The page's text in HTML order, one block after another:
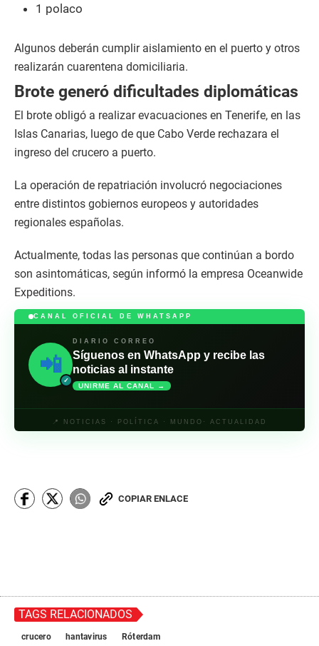
1 polaco
Algunos deberán cumplir aislamiento en el puerto y otros
realizarán cuarentena domiciliaria.
Brote generó dificultades diplomáticas
El brote obligó a realizar evacuaciones en Tenerife, en las
Islas Canarias, luego de que Cabo Verde rechazara el
ingreso del crucero a puerto.
La operación de repatriación involucró negociaciones
entre distintos gobiernos europeos y autoridades
regionales españolas.
Actualmente, todas las personas que continúan a bordo
son asintomáticas, según informó la empresa Oceanwide
Expeditions.
CANAL OFICIAL DE WHATSAPP
📲
✓
DIARIO CORREO
Síguenos en WhatsApp y recibe las
noticias al instante
UNIRME AL CANAL →
📍 NOTICIAS · POLÍTICA · MUNDO· ACTUALIDAD
COPIAR ENLACE
TAGS RELACIONADOS
crucero hantavirus Róterdam